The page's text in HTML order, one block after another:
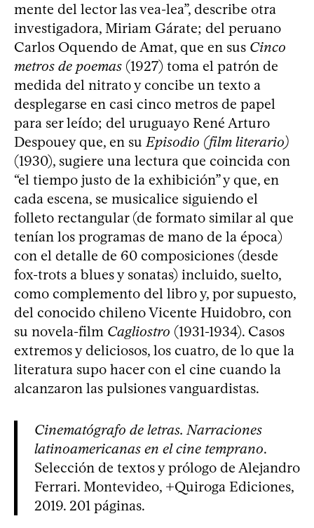
mente del lector las vea-lea”, describe otra
investigadora, Miriam Gárate; del peruano
Carlos Oquendo de Amat, que en sus Cinco
metros de poemas (1927) toma el patrón de
medida del nitrato y concibe un texto a
desplegarse en casi cinco metros de papel
para ser leído; del uruguayo René Arturo
Despouey que, en suEpisodio (film literario)
(1930), sugiere una lectura que coincida con
“el tiempo justo de la exhibición” y que, en
cada escena, se musicalice siguiendo el
folleto rectangular (de formato similar al que
tenían los programas de mano de la época)
con el detalle de 60 composiciones (desde
fox-trots a blues y sonatas) incluido, suelto,
como complemento del libro y, por supuesto,
del conocido chileno Vicente Huidobro, con
su novela-film Cagliostro (1931-1934). Casos
extremos y deliciosos, los cuatro, de lo que la
literatura supo hacer con el cine cuando la
alcanzaron las pulsiones vanguardistas.
Cinematógrafo de letras. Narraciones
latinoamericanas en el cine temprano.
Selección de textos y prólogo de Alejandro
Ferrari. Montevideo, +Quiroga Ediciones,
2019. 201 páginas.